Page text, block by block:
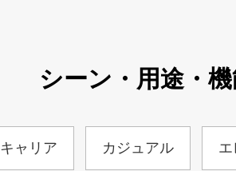
シーン・用途・
キャリア カジュアル エ